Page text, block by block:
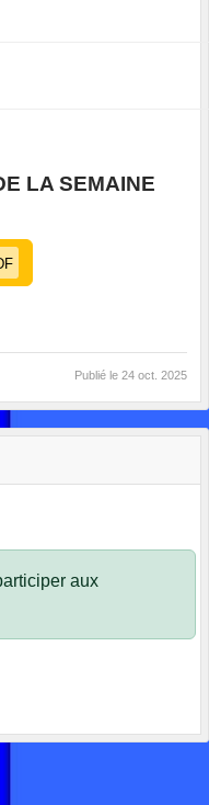
LA SEMAINE
Publié le 24 oct. 2025
aux